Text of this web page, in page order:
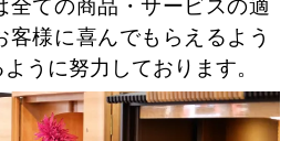
様に喜んでもらえるよう
うに努力しております。